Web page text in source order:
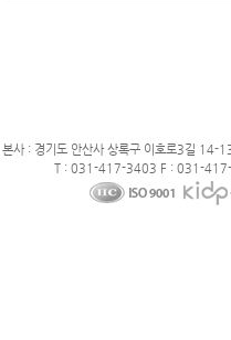
본사 : 경기도 안산사 상록구 이호로3길 14-
T : 031-417-3403 F : 031-